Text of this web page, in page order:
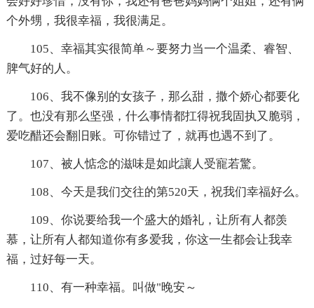
个外甥，我很幸福，我很满足。
105、幸福其实很简单～要努力当一个温柔、睿智、
脾气好的人。
106、我不像别的女孩子，那么甜，撒个娇心都要化
了。也没有那么坚强，什么事情都扛得祝我固执又脆弱，
爱吃醋还会翻旧账。可你错过了，就再也遇不到了。
107、被人惦念的滋味是如此讓人受寵若驚。
108、今天是我们交往的第520天，祝我们幸福好么。
109、你说要给我一个盛大的婚礼，让所有人都羡
慕，让所有人都知道你有多爱我，你这一生都会让我幸
福，过好每一天。
110、有一种幸福。叫做"晚安～